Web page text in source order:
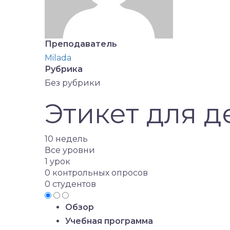
Преподаватель
Milada
Рубрика
Без рубрики
Этикет для
10 недель
Все уровни
1 урок
0 контрольных опросов
0 студентов
Обзор
Учебная программа